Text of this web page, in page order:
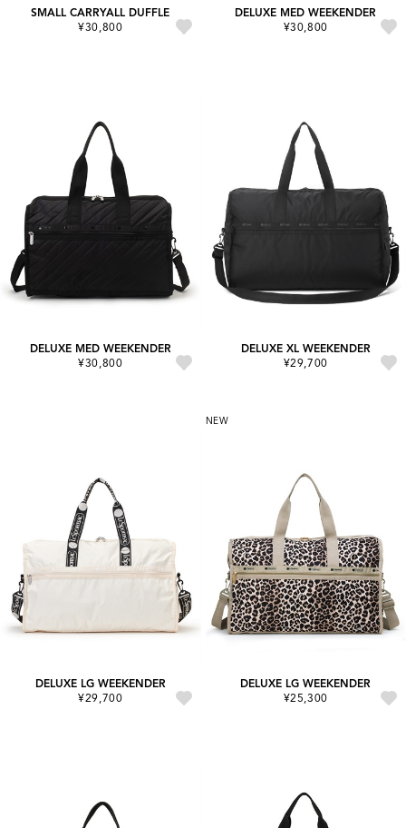
SMALL CARRYALL DUFFLE
¥30,800
DELUXE MED WEEKENDER
¥30,800
DELUXE MED WEEKENDER
¥30,800
DELUXE XL WEEKENDER
¥29,700
DELUXE LG WEEKENDER
¥29,700
NEW
DELUXE LG WEEKENDER
¥25,300